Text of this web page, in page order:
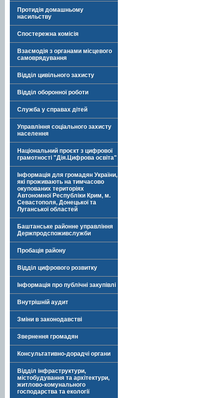
Протидія домашньому
насильству
Спостережна комісія
Взаємодія з органами місцевого
самоврядування
Відділ цивільного захисту
Відділ оборонної роботи
Служба у справах дітей
Управління соціального захисту
населення
Національний проєкт з цифрової
грамотності "Дія.Цифрова освіта"
Інформація для громадян України,
які проживають на тимчасово
окупованих територіях
Автономної Республіки Крим, м.
Севастополя, Донецької та
Луганської областей
Баштанське районне управління
Держпродспоживслужби
Пробація району
Відділ цифрового розвитку
Інформація про публічні закупівлі
Внутрішній аудит
Зміни в законодавстві
Звернення громадян
Консультативно-дорадчі органи
Відділ інфраструктури,
містобудування та архітектури,
житлово-комунального
господарства та екології